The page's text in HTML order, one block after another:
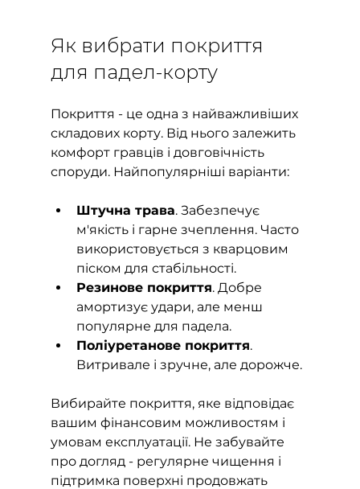
Як вибрати покриття
для падел-корту
Покриття - це одна з найважливіших
складових корту. Від нього залежить
комфорт гравців і довговічність
споруди. Найпопулярніші варіанти:
Штучна трава. Забезпечує
м'якість і гарне зчеплення. Часто
використовується з кварцовим
піском для стабільності.
Резинове покриття. Добре
амортизує удари, але менш
популярне для падела.
Поліуретанове покриття.
Витривале і зручне, але дорожче.
Вибирайте покриття, яке відповідає
вашим фінансовим можливостям і
умовам експлуатації. Не забувайте
про догляд - регулярне чищення і
підтримка поверхні продовжать